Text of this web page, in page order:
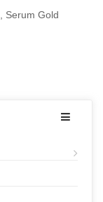
Serum Gold